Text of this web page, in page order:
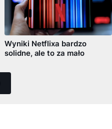
Wyniki Netflixa bardzo
solidne, ale to za mało